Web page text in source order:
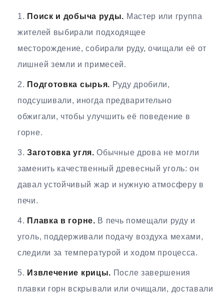
Поиск и добыча руды. Мастер или группа
жителей выбирали подходящее
месторождение, собирали руду, очищали её от
лишней земли и примесей.
Подготовка сырья. Руду дробили,
подсушивали, иногда предварительно
обжигали, чтобы улучшить её поведение в
горне.
Заготовка угля. Обычные дрова не могли
заменить качественный древесный уголь: он
давал устойчивый жар и нужную атмосферу в
печи.
Плавка в горне. В печь помещали руду и
уголь, поддерживали подачу воздуха мехами,
следили за температурой и ходом процесса.
Извлечение крицы. После завершения
плавки горн вскрывали или очищали, доставали